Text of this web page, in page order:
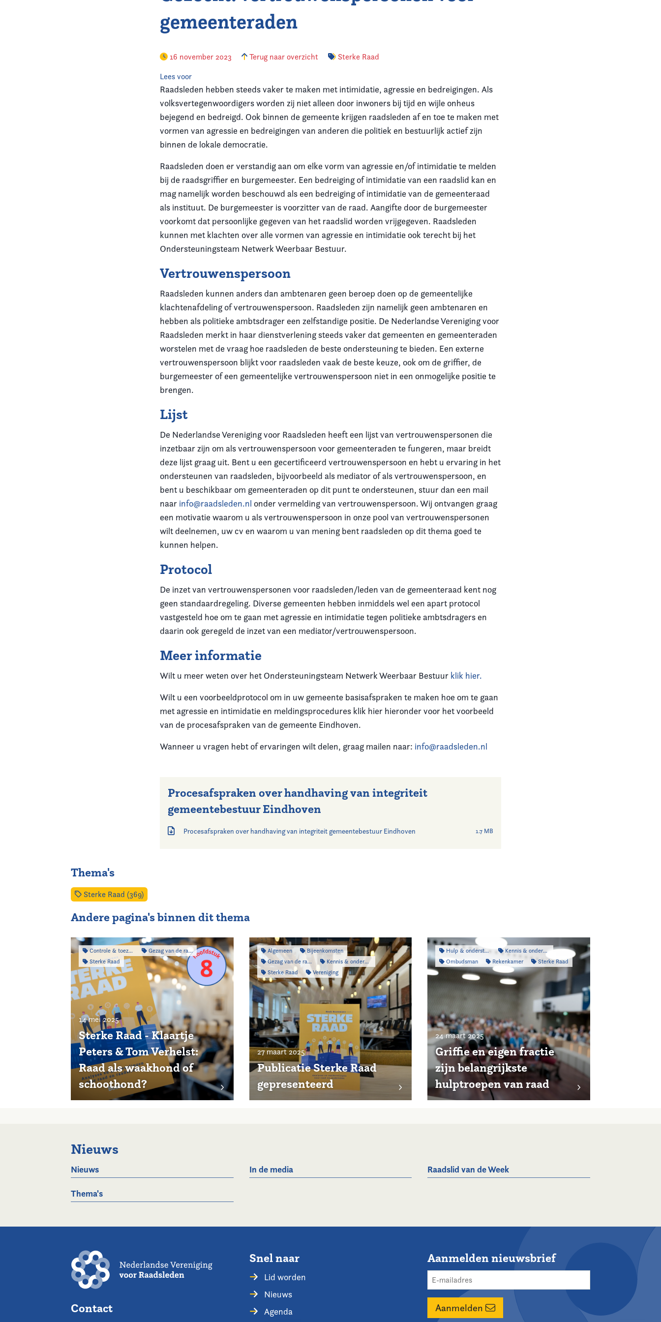
gemeenteraden
16 november 2023 Terug naar overzicht Sterke Raad
Lees voor
Raadsleden hebben steeds vaker te maken met intimidatie, agressie en bedreigingen. Als
volksvertegenwoordigers worden zij niet alleen door inwoners bij tijd en wijle onheus
bejegend en bedreigd. Ook binnen de gemeente krijgen raadsleden af en toe te maken met
vormen van agressie en bedreigingen van anderen die politiek en bestuurlijk actief zijn
binnen de lokale democratie.
Raadsleden doen er verstandig aan om elke vorm van agressie en/of intimidatie te melden
bij de raadsgriffier en burgemeester. Een bedreiging of intimidatie van een raadslid kan en
mag namelijk worden beschouwd als een bedreiging of intimidatie van de gemeenteraad
als instituut. De burgemeester is voorzitter van de raad. Aangifte door de burgemeester
voorkomt dat persoonlijke gegeven van het raadslid worden vrijgegeven. Raadsleden
kunnen met klachten over alle vormen van agressie en intimidatie ook terecht bij het
Ondersteuningsteam Netwerk Weerbaar Bestuur.
Vertrouwenspersoon
Raadsleden kunnen anders dan ambtenaren geen beroep doen op de gemeentelijke
klachtenafdeling of vertrouwenspersoon. Raadsleden zijn namelijk geen ambtenaren en
hebben als politieke ambtsdrager een zelfstandige positie. De Nederlandse Vereniging voor
Raadsleden merkt in haar dienstverlening steeds vaker dat gemeenten en gemeenteraden
worstelen met de vraag hoe raadsleden de beste ondersteuning te bieden. Een externe
vertrouwenspersoon blijkt voor raadsleden vaak de beste keuze, ook om de griffier, de
burgemeester of een gemeentelijke vertrouwenspersoon niet in een onmogelijke positie te
brengen.
Lijst
De Nederlandse Vereniging voor Raadsleden heeft een lijst van vertrouwenspersonen die
inzetbaar zijn om als vertrouwenspersoon voor gemeenteraden te fungeren, maar breidt
deze lijst graag uit. Bent u een gecertificeerd vertrouwenspersoon en hebt u ervaring in het
ondersteunen van raadsleden, bijvoorbeeld als mediator of als vertrouwenspersoon, en
bent u beschikbaar om gemeenteraden op dit punt te ondersteunen, stuur dan een mail
naar info@raadsleden.nl onder vermelding van vertrouwenspersoon. Wij ontvangen graag
een motivatie waarom u als vertrouwenspersoon in onze pool van vertrouwenspersonen
wilt deelnemen, uw cv en waarom u van mening bent raadsleden op dit thema goed te
kunnen helpen.
Protocol
De inzet van vertrouwenspersonen voor raadsleden/leden van de gemeenteraad kent nog
geen standaardregeling. Diverse gemeenten hebben inmiddels wel een apart protocol
vastgesteld hoe om te gaan met agressie en intimidatie tegen politieke ambtsdragers en
daarin ook geregeld de inzet van een mediator/vertrouwenspersoon.
Meer informatie
Wilt u meer weten over het Ondersteuningsteam Netwerk Weerbaar Bestuur klik hier.
Wilt u een voorbeeldprotocol om in uw gemeente basisafspraken te maken hoe om te gaan
met agressie en intimidatie en meldingsprocedures klik hier hieronder voor het voorbeeld
van de procesafspraken van de gemeente Eindhoven.
Wanneer u vragen hebt of ervaringen wilt delen, graag mailen naar: info@raadsleden.nl
Procesafspraken over handhaving van integriteit
gemeentebestuur Eindhoven
Procesafspraken over handhaving van integriteit gemeentebestuur Eindhoven 1.7 MB
Thema's
Sterke Raad (369)
Andere pagina's binnen dit thema
Controle & toezicht
Gezag van de raad
Sterke Raad
14 mei 2025
Sterke Raad - Klaartje
Peters & Tom Verhelst:
Raad als waakhond of
schoothond?
Algemeen
Bijeenkomsten
Gezag van de raad
Kennis & onderzoek
Sterke Raad
Vereniging
27 maart 2025
Publicatie Sterke Raad
gepresenteerd
Hulp & ondersteuning
Kennis & onderzoek
Ombudsman
Rekenkamer Sterke Raad
24 maart 2025
Griffie en eigen fractie
zijn belangrijkste
hulptroepen van raad
Nieuws
Nieuws In de media Raadslid van de Week
Thema's
Contact
Snel naar
Lid worden
Nieuws
Agenda
Aanmelden nieuwsbrief
Aanmelden